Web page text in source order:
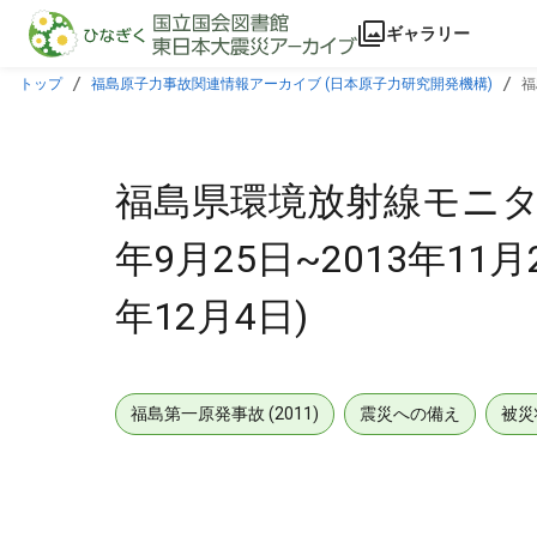
本文に飛ぶ
ギャラリー
トップ 福島原子力事故関連情報アーカイブ (日本原子力研究開発機構)
福島県環境放射線モニ
年9月25日~2013年11
年12月4日)
福島第一原発事故 (2011) 震災への備え 被災